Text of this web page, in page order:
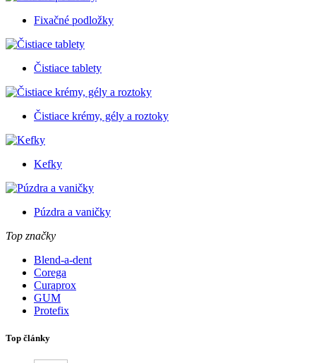
Fixačné podložky
Čistiace tablety
Čistiace krémy, gély a roztoky
Kefky
Púzdra a vaničky
Top značky
Blend-a-dent
Corega
Curaprox
GUM
Protefix
Top články